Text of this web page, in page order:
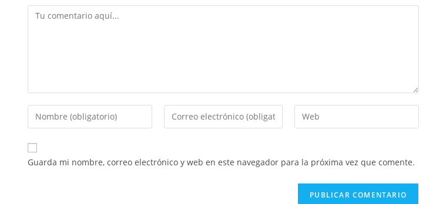
Guarda mi nombre, correo electrónico y web en este navegador para la próxima vez que comente.